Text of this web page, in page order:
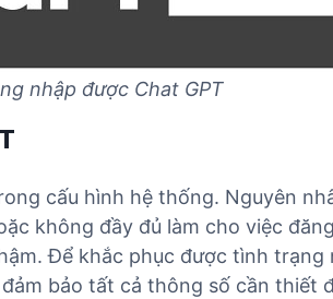
nhập được Chat GPT
cấu hình hệ thống. Nguyên
không đầy đủ làm cho việc
Để khắc phục được tình trạng
bảo tất cả thông số cần thiết